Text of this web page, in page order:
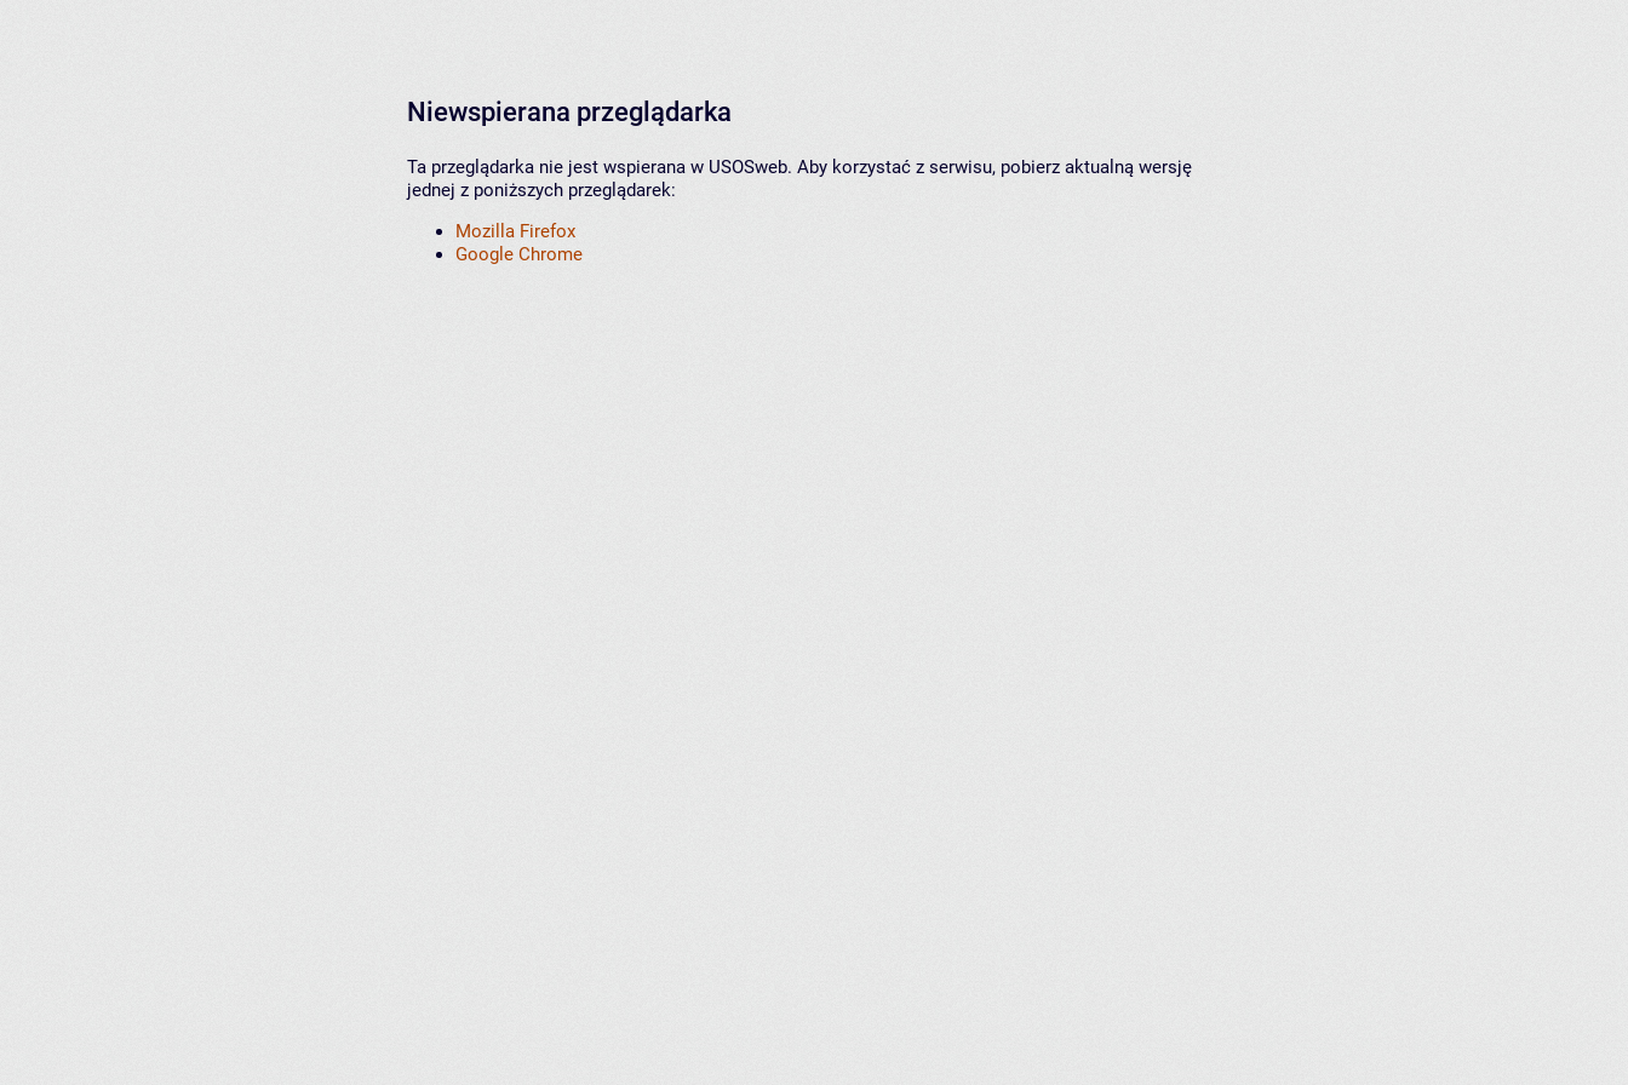
Niewspierana przeglądarka
Ta przeglądarka nie jest wspierana w USOSweb. Aby korzystać z serwisu, pobierz aktualną wersję
jednej z poniższych przeglądarek:
Mozilla Firefox
Google Chrome